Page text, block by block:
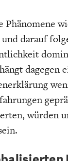
Phänomene
darauf
dagegen
würden